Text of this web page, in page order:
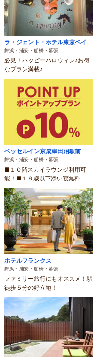
ラ・ジェント・ホテル東京ベイ
舞浜・浦安・船橋・幕張
必見！ハッピーハロウィン♪お得
なプラン満載♪
ベッセルイン京成津田沼駅前
舞浜・浦安・船橋・幕張
■１０階スカイラウンジ利用可
能！■１８歳以下添い寝無料
ホテルフランクス
舞浜・浦安・船橋・幕張
ファミリー旅行にもオススメ！駅
徒歩５分の好立地！